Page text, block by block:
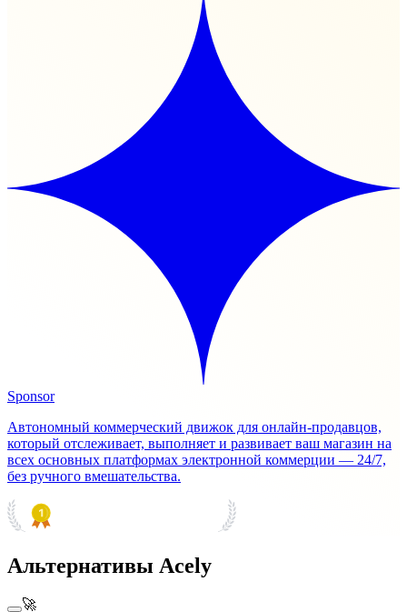
Sponsor
Автономный коммерческий движок для онлайн-продавцов,
который отслеживает, выполняет и развивает ваш магазин на
всех основных платформах электронной коммерции — 24/7,
без ручного вмешательства.
Альтернативы Acely
🚀